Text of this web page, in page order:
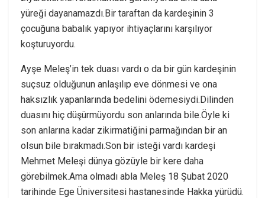
yüreği dayanamazdı.Bir taraftan da kardeşinin 3
çocuğuna babalık yapıyor ihtiyaçlarını karşılıyor
koşturuyordu.
Ayşe Meleş’in tek duası vardı o da bir gün kardeşinin
suçsuz olduğunun anlaşılıp eve dönmesi ve ona
haksızlık yapanlarında bedelini ödemesiydi.Dilinden
duasını hiç düşürmüyordu son anlarında bile.Öyle ki
son anlarına kadar zikirmatiğini parmağından bir an
olsun bile bırakmadı.Son bir isteği vardı kardeşi
Mehmet Meleşi dünya gözüyle bir kere daha
görebilmek.Ama olmadı abla Meleş 18 Şubat 2020
tarihinde Ege Üniversitesi hastanesinde Hakka yürüdü.